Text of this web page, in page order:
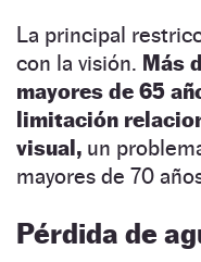
La principal
con la visión. Más
mayores de 65
limitación
visual, un
mayores de 70
Pérdida de